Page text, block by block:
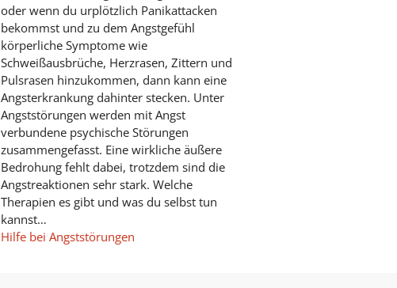
oder wenn du urplötzlich Panikattacken
bekommst und zu dem Angstgefühl
körperliche Symptome wie
Schweißausbrüche, Herzrasen, Zittern und
Pulsrasen hinzukommen, dann kann eine
Angsterkrankung dahinter stecken. Unter
Angststörungen werden mit Angst
verbundene psychische Störungen
zusammengefasst. Eine wirkliche äußere
Bedrohung fehlt dabei, trotzdem sind die
Angstreaktionen sehr stark. Welche
Therapien es gibt und was du selbst tun
kannst…
Hilfe bei Angststörungen